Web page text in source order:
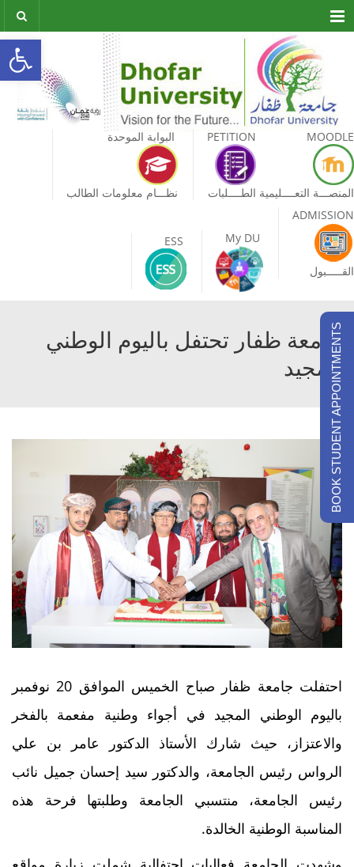
Menu
MOODLE
المنصـــة التعــــليمية
PETITION
الطــــلبات
البوابة الموحدة
نظـــام معلومات الطالب
ADMISSION
القـــــبول
جامعة ظفار تحتفل باليوم الوطني
المجيد
احتفلت جامعة ظفار صباح الخميس الموافق 20 نوفمبر
باليوم الوطني المجيد في أجواء وطنية مفعمة بالفخر
والاعتزاز، حيث شارك الأستاذ الدكتور عامر بن علي
الرواس رئيس الجامعة، والدكتور سيد إحسان جميل نائب
رئيس الجامعة، منتسبي الجامعة وطلبتها فرحة هذه
المناسبة الوطنية الخالدة.
BOOK STUDENT APPOINTMENTS